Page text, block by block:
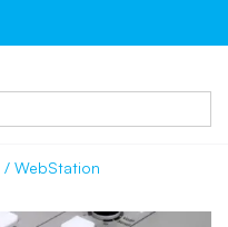
/ WebStation